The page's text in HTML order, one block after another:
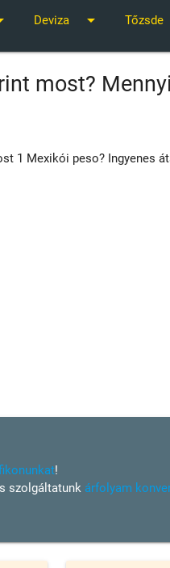
Deviza arrow_drop_down Tőzsde
most?
1 Mexikói peso? Ingyenes
!
szolgáltatunk árfolyam